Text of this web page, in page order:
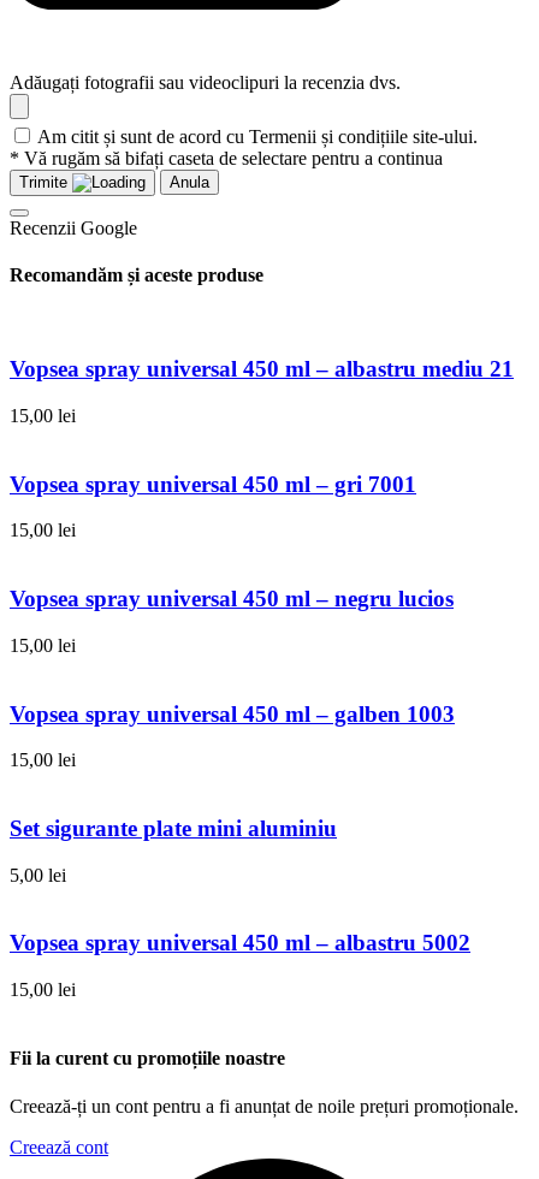
Adăugați fotografii sau videoclipuri la recenzia dvs.
Am citit și sunt de acord cu Termenii și condițiile site-ului.
* Vă rugăm să bifați caseta de selectare pentru a continua
Trimite Anula
Recenzii Google
Recomandăm și aceste produse
Vopsea spray universal 450 ml – albastru mediu 21
15,00 lei
Vopsea spray universal 450 ml – gri 7001
15,00 lei
Vopsea spray universal 450 ml – negru lucios
15,00 lei
Vopsea spray universal 450 ml – galben 1003
15,00 lei
Set sigurante plate mini aluminiu
5,00 lei
Vopsea spray universal 450 ml – albastru 5002
15,00 lei
Fii la curent cu promoțiile noastre
Creează-ți un cont pentru a fi anunțat de noile prețuri promoționale.
Creează cont